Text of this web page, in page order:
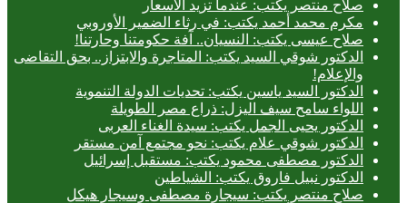
صلاح منتصر يكتب: عندما تزيد الأسعار
مكرم محمد أحمد يكتب: في رثاء الضمير الأوروبي
صلاح عيسى يكتب: النسيان.. آفة حكومتنا وحارتنا!
الدكتور شوقي السيد يكتب: المتاجرة والابتزاز.. بحق التقاضى
والإعلام!
الدكتور السيد ياسين يكتب: تحديات الدولة التنموية
اللواء سامح سيف اليزل: ذراع مصر الطويلة
الدكتور يحيى الجمل يكتب: سيدة الغناء العربى
الدكتور شوقي علام يكتب: نحو مجتمع آمن مستقر
الدكتور مصطفى محمود يكتب: مستقبل إسرائيل
الدكتور نبيل فاروق يكتب: الشياطين
صلاح منتصر يكتب: سيجارة مصطفى وسيجار هيكل